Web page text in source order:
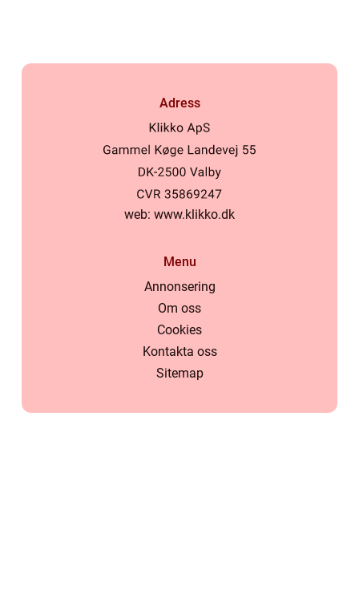
Adress
web: www.klikko.dk
Menu
Annonsering
Om oss
Cookies
Kontakta oss
Sitemap